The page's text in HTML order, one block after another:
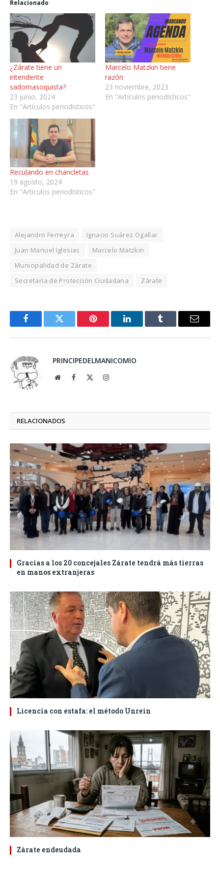
Relacionado
¿Zárate tiene un
intendente
sadomasoquista?
23 junio, 2024
En "Artículos periodísticos"
Marcelo Matzkin tiene
razón
23 noviembre, 2023
En "Artículos periodísticos"
Reculando en chancletas
19 agosto, 2024
En "Artículos periodísticos"
Alejandro Ferreyra
Ignacio Suárez Ogallar
Juan Manuel Iglesias
Marcelo Matzkin
Municipalidad de Zárate
Secretaría de Protección Ciudadana
Zárate
FacebookTwitter Pinterest LinkedInTumblr Email
PRINCIPEDELMANICOMIO
WebsiteFacebook Instagram
RELACIONADOS
Gracias a los 20 concejales Zárate tendrá más tierras
en manos extranjeras
Licencia con estafa: el método Unrein
Zárate endeudada